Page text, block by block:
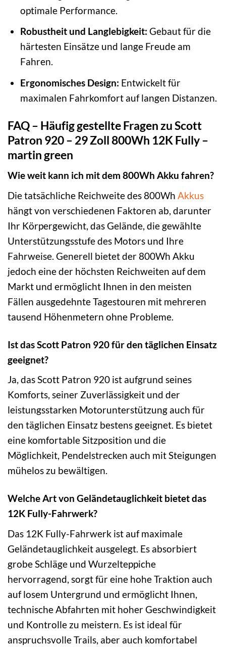
optimale Performance.
Robustheit und Langlebigkeit: Gebaut für die
härtesten Einsätze und lange Freude am
Fahren.
Ergonomisches Design: Entwickelt für
maximalen Fahrkomfort auf langen Distanzen.
FAQ – Häufig gestellte Fragen zu Scott
Patron 920 – 29 Zoll 800Wh 12K Fully –
martin green
Wie weit kann ich mit dem 800Wh Akku fahren?
Die tatsächliche Reichweite des 800Wh Akkus
hängt von verschiedenen Faktoren ab, darunter
Ihr Körpergewicht, das Gelände, die gewählte
Unterstützungsstufe des Motors und Ihre
Fahrweise. Generell bietet der 800Wh Akku
jedoch eine der höchsten Reichweiten auf dem
Markt und ermöglicht Ihnen in den meisten
Fällen ausgedehnte Tagestouren mit mehreren
tausend Höhenmetern ohne Probleme.
Ist das Scott Patron 920 für den täglichen Einsatz
geeignet?
Ja, das Scott Patron 920 ist aufgrund seines
Komforts, seiner Zuverlässigkeit und der
leistungsstarken Motorunterstützung auch für
den täglichen Einsatz bestens geeignet. Es bietet
eine komfortable Sitzposition und die
Möglichkeit, Pendelstrecken auch mit Steigungen
mühelos zu bewältigen.
Welche Art von Geländetauglichkeit bietet das
12K Fully-Fahrwerk?
Das 12K Fully-Fahrwerk ist auf maximale
Geländetauglichkeit ausgelegt. Es absorbiert
grobe Schläge und Wurzelteppiche
hervorragend, sorgt für eine hohe Traktion auch
auf losem Untergrund und ermöglicht Ihnen,
technische Abfahrten mit hoher Geschwindigkeit
und Kontrolle zu meistern. Es ist ideal für
anspruchsvolle Trails, aber auch komfortabel